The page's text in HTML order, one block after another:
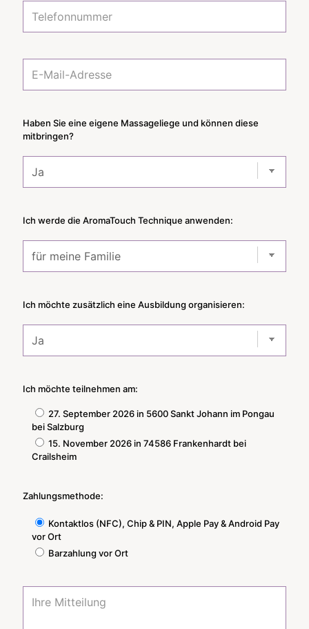
Haben Sie eine eigene Massageliege und können diese
mitbringen?
Ich werde die AromaTouch Technique anwenden:
Ich möchte zusätzlich eine Ausbildung organisieren:
Ich möchte teilnehmen am:
27. September 2026 in 5600 Sankt Johann im Pongau
bei Salzburg
15. November 2026 in 74586 Frankenhardt bei
Crailsheim
Zahlungsmethode:
Kontaktlos (NFC), Chip & PIN, Apple Pay & Android Pay
vor Ort
Barzahlung vor Ort